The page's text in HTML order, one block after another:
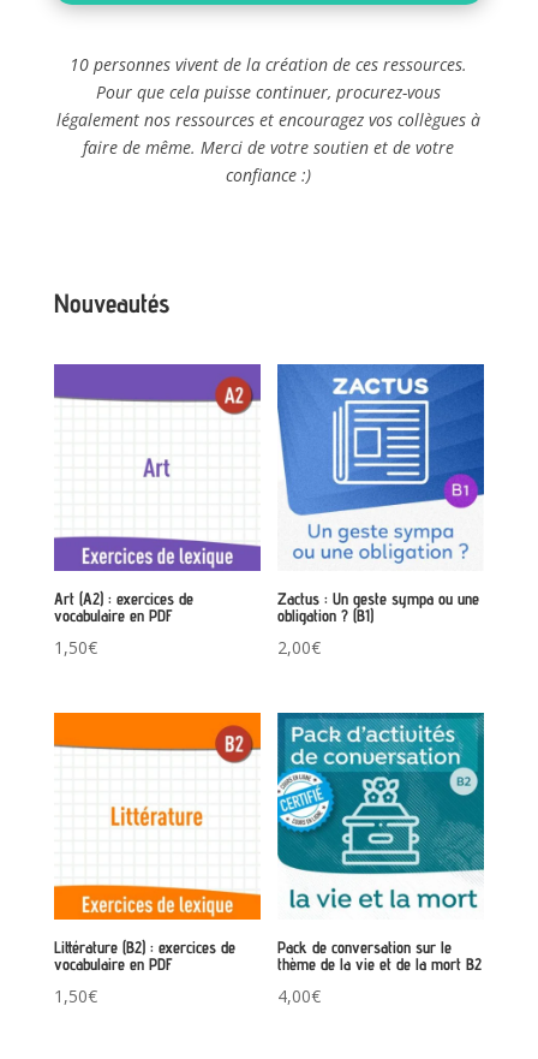
10 personnes vivent de la création de ces ressources.
Pour que cela puisse continuer, procurez-vous
légalement nos ressources et encouragez vos collègues à
faire de même. Merci de votre soutien et de votre
confiance :)
Nouveautés
Art (A2) : exercices de
vocabulaire en PDF
1,50€
Zactus : Un geste sympa ou une
obligation ? (B1)
2,00€
Littérature (B2) : exercices de
vocabulaire en PDF
1,50€
Pack de conversation sur le
thème de la vie et de la mort B2
4,00€